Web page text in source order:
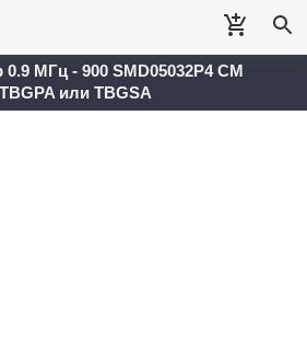
МГц - 900 SMD05032P4 CM
или TBGSA